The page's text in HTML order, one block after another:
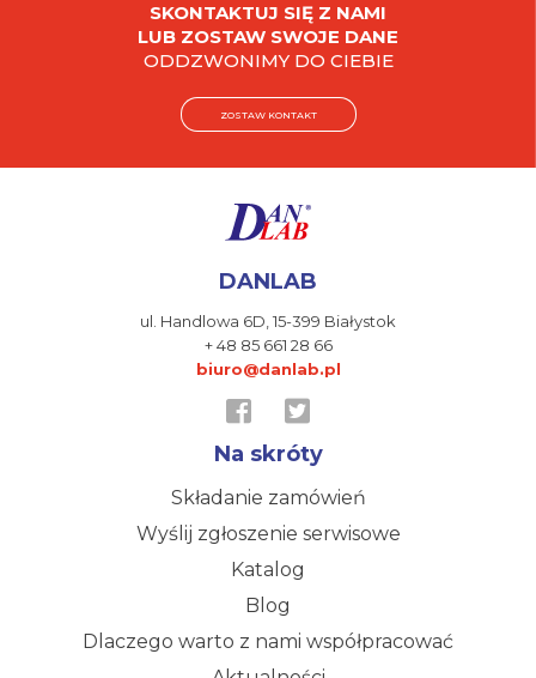
SKONTAKTUJ SIĘ Z NAMI
LUB ZOSTAW SWOJE DANE
ODDZWONIMY DO CIEBIE
ZOSTAW KONTAKT
DANLAB
ul. Handlowa 6D,15-399 Białystok
+ 48 85 661 28 66
biuro@danlab.pl
Na skróty
Składanie zamówień
Wyślij zgłoszenie serwisowe
Katalog
Blog
Dlaczego warto z nami współpracować